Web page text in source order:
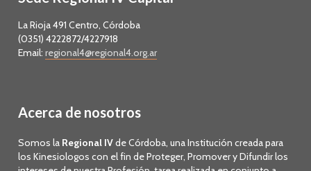
La Rioja 491 Centro, Córdoba
(0351) 4222872/4227918
Email:regional4@regional4.org.ar
Acerca de nosotros
Somos la Regional IVde Córdoba, una Institución creada para
los Kinesiologos con el fin de Proteger, Promover y Difundir los